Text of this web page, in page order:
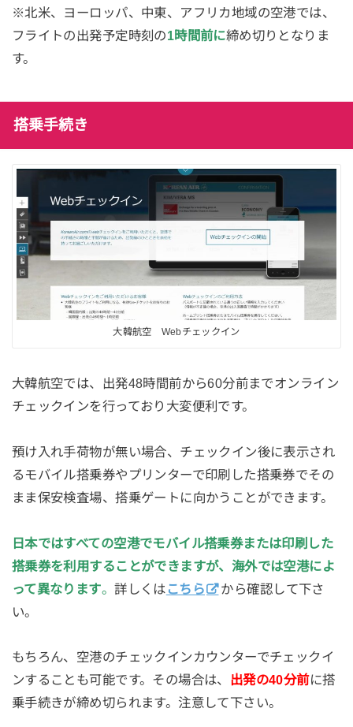
※北米、ヨーロッパ、中東、アフリカ地域の空港では、
フライトの出発予定時刻の1時間前に締め切りとなりま
す。
搭乗手続き
大韓航空 Webチェックイン
大韓航空では、出発48時間前から60分前までオンライン
チェックインを行っており大変便利です。
預け入れ手荷物が無い場合、チェックイン後に表示され
るモバイル搭乗券やプリンターで印刷した搭乗券でその
まま保安検査場、搭乗ゲートに向かうことができます。
日本ではすべての空港でモバイル搭乗券または印刷した
搭乗券を利用することができますが、海外では空港によ
って異なります。詳しくは こちら
から確認して下さ
い。
もちろん、空港のチェックインカウンターでチェックイ
ンすることも可能です。その場合は、 出発の40分前に搭
乗手続きが締め切られます。注意して下さい。